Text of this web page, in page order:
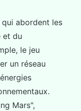
abordent les
et du
le jeu
un réseau
Mars",